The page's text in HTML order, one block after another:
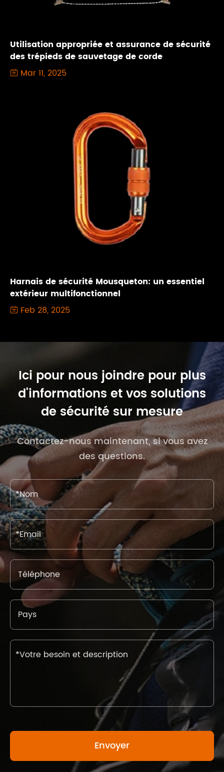
Utilisation appropriée et assurance de sécurité
des trépieds de sauvetage de corde
 Mar 11, 2025
Harnais de sécurité Mousqueton: un essentiel
extérieur multifonctionnel
 Feb 28, 2025
Ici pour nous joindre pour plus
d'informations et vos solutions
de sécurité sur mesure
Contactez-nous maintenant, si vous avez
des questions.